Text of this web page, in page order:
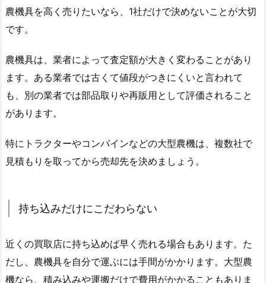
農機具を高く売りたいなら、1社だけで決めないことが大切
です。
農機具は、業者によって査定額が大きく変わることがあり
ます。ある業者では古くて値段がつきにくいと言われて
も、別の業者では部品取りや再販用として評価されること
があります。
特にトラクターやコンバインなどの大型農機は、複数社で
見積もりを取ってから売却先を決めましょう。
持ち込みだけにこだわらない
近くの買取店に持ち込めば早く売れる場合もあります。た
だし、農機具を自分で運ぶには手間がかかります。大型農
機なら、積み込みや運搬だけで費用がかかることもありま